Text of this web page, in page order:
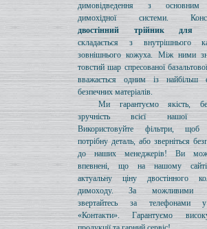
димовідведення з основним
димохідної системи.
двостінний трійник для
складається з внутрішнього
зовнішнього кожуха. Між ними
товстий шар спресованої
вважається одним із найбільш
безпечних матеріалів.
Ми гарантуємо якість,
зручність всієї нашої
Використовуйте фільтри, щоб
потрібну деталь, або зверніться
до наших менеджерів! Ви
впевнені, що на нашому
актуальну ціну двостінного
димоходу. За можливими
звертайтесь за телефонами
«Контакти». Гарантуємо